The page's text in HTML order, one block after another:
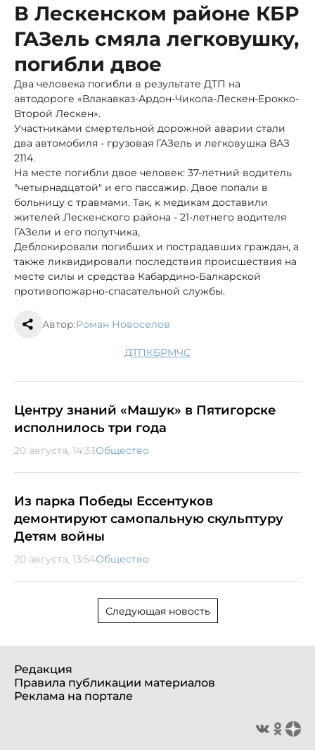
В Лескенском районе КБР
ГАЗель смяла легковушку,
погибли двое
Два человека погибли в результате ДТП на
автодороге «Влакавказ-Ардон-Чикола-Лескен-Ерокко-
Второй Лескен».
Участниками смертельной дорожной аварии стали
два автомобиля - грузовая ГАЗель и легковушка ВАЗ
2114.
На месте погибли двое человек: 37-летний водитель
"четырнадцатой" и его пассажир. Двое попали в
больницу с травмами. Так, к медикам доставили
жителей Лескенского района - 21-летнего водителя
ГАЗели и его попутчика,
Деблокировали погибших и пострадавших граждан, а
также ликвидировали последствия происшествия на
месте силы и средства Кабардино-Балкарской
противопожарно-спасательной службы.
Автор:Роман Новоселов
ДТП КБР МЧС
Центру знаний «Машук» в Пятигорске
исполнилось три года
20 августа, 14:33Общество
Из парка Победы Ессентуков
демонтируют самопальную скульптуру
Детям войны
20 августа, 13:54Общество
Следующая новость
Редакция
Правила публикации материалов
Реклама на портале